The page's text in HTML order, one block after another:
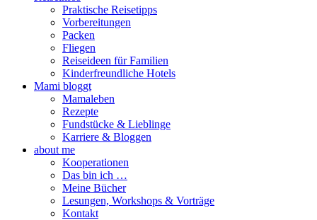
Praktische Reisetipps
Vorbereitungen
Packen
Fliegen
Reiseideen für Familien
Kinderfreundliche Hotels
Mami bloggt
Mamaleben
Rezepte
Fundstücke & Lieblinge
Karriere & Bloggen
about me
Kooperationen
Das bin ich …
Meine Bücher
Lesungen, Workshops & Vorträge
Kontakt